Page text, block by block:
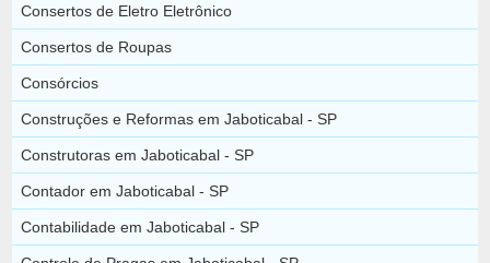
Consertos de Eletro Eletrônico
Consertos de Roupas
Consórcios
Construções e Reformas em Jaboticabal - SP
Construtoras em Jaboticabal - SP
Contador em Jaboticabal - SP
Contabilidade em Jaboticabal - SP